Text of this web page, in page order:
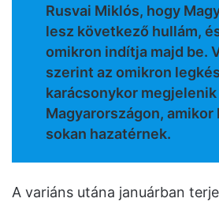
Rusvai Miklós, hogy
lesz következő hullám,
omikron indítja majd be.
szerint az omikron
karácsonykor megjelenik
Magyarországon,
sokan hazatérnek.
A variáns utána januárban